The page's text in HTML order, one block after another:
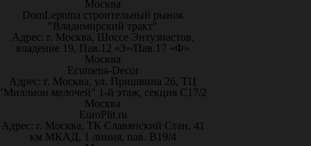
Москва
DomLepnina строительный рынок
"Владимирский тракт"
Адрес: г. Москва, Шоссе Энтузиастов,
владение 19, Пав.12 «З»/Пав.17 «Ф»
Москва
Ecumena-Decor
Адрес: г. Москва, ул. Пришвина 26, ТЦ
мелочей" 1-й этаж, секция С17/2
Москва
EuroPlit.ru
Адрес: г. Москва, ТК Славянский Стан, 41
км МКАД, 1 линия, пав. В19/4